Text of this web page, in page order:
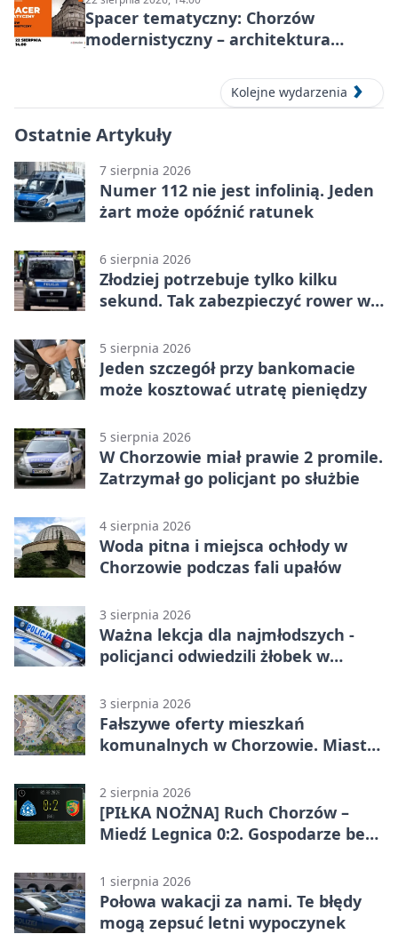
Spacer tematyczny: Chorzów
modernistyczny – architektura
Kolejne wydarzenia
Ostatnie Artykuły
7 sierpnia 2026
Numer 112 nie jest infolinią. Jeden
żart może opóźnić ratunek
6 sierpnia 2026
Złodziej potrzebuje tylko kilku
sekund. Tak zabezpieczyć rower w
5 sierpnia 2026
Jeden szczegół przy bankomacie
może kosztować utratę pieniędzy
5 sierpnia 2026
W Chorzowie miał prawie 2 promile.
Zatrzymał go policjant po służbie
4 sierpnia 2026
Woda pitna i miejsca ochłody w
Chorzowie podczas fali upałów
3 sierpnia 2026
Ważna lekcja dla najmłodszych -
policjanci odwiedzili żłobek w
3 sierpnia 2026
Fałszywe oferty mieszkań
komunalnych w Chorzowie. Miasto
2 sierpnia 2026
[PIŁKA NOŻNA] Ruch Chorzów –
Miedź Legnica 0:2. Gospodarze bez
1 sierpnia 2026
Połowa wakacji za nami. Te błędy
mogą zepsuć letni wypoczynek